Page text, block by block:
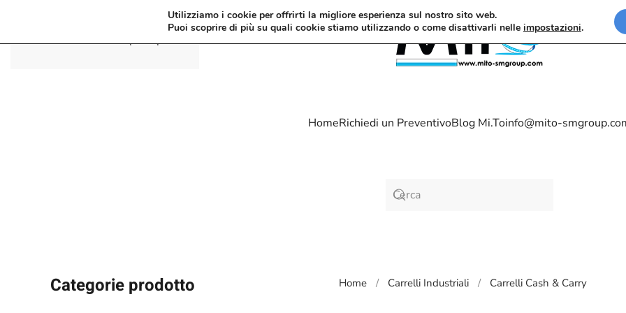
Passa al contenuto principale
HomeRichiedi un PreventivoBlog Mi.Toinfo@mito-
Categorie prodotto Home Carrelli Industriali Carrelli Cash & Carry
Utilizziamo i cookie per offrirti la migliore esperienza sul nostro sito web.
Puoi scoprire di più su quali cookie stiamo utilizzando o come disattivarli nelle impostazioni.